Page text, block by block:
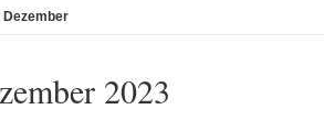
Dezember
2023